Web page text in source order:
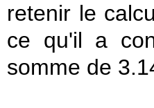
retenir le
ce qu'il a
somme de